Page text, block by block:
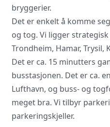
bryggerier.
Det er enkelt å komme
og tog. Vi ligger
Trondheim, Hamar, Trysil,
Det er ca. 15 minutters
busstasjonen. Det er ca.
Lufthavn, og buss- og
meget bra. Vi tilbyr
parkeringskjeller.
LUKK VINDU